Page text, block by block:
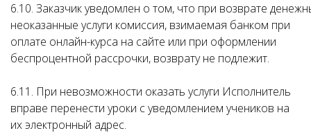
6.10. Заказчик уведомлен о том, что при возврате
неоказанные услуги комиссия, взимаемая банком при
оплате онлайн-курса на сайте или при оформлении
беспроцентной рассрочки, возврату не подлежит.
6.11. При невозможности оказать услуги Исполнитель
вправе перенести уроки с уведомлением учеников на
их электронный адрес.